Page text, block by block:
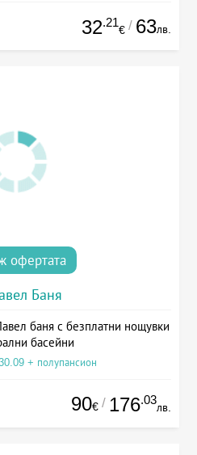
32.21
€ / 63лв.
офертата
Баня
баня с безплатни нощувки
басейни
+ полупансион
90€ / 176.03
лв.